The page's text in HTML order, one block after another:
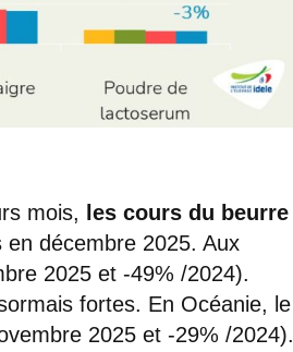
mois,
les cours du beurre
décembre 2025. Aux
2025 et -49% /2024).
fortes. En Océanie, le
2025 et -29% /2024).